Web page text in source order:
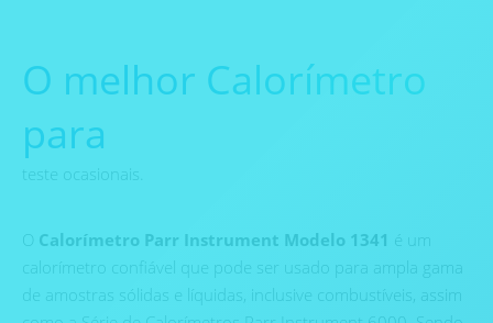
O melhor Calorímetro
para
teste ocasionais.
O Calorímetro Parr Instrument Modelo 1341 é um
calorímetro confiável que pode ser usado para ampla gama
de amostras sólidas e líquidas, inclusive combustíveis, assim